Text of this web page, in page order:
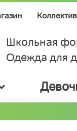
Школьная
Одежда для